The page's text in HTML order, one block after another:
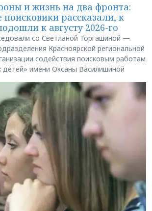
и жизнь на два фронта:
поисковики рассказали, к
к августу 2026-го
со Светланой Торгашиной —
Красноярской региональной
содействия поисковым работам
детей» имени Оксаны Василишиной